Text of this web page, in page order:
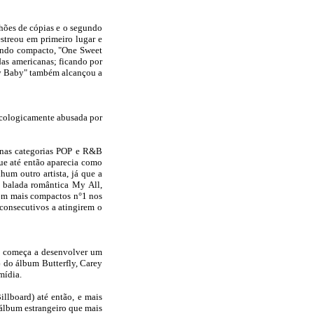
de cópias e o segundo
em primeiro lugar e
compacto, "One Sweet
americanas; ficando por
também alcançou a
abusada por
categorias POP e R&B
até então aparecia como
outro artista, já que a
balada romântica My All,
mais compactos n°1 nos
a atingirem o
a desenvolver um
do álbum Butterfly, Carey
até então, e mais
estrangeiro que mais